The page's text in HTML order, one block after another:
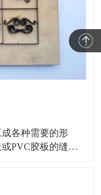
各种需要的形
PVC胶板的缝隙
床上刀尖刀口对